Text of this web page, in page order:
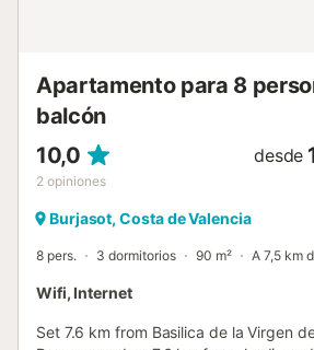
Apartamento para 8
balcón
10,0
2 opiniones
desde
Burjasot, Costa de Valencia
8 pers. 3 dormitorios 90 m² A 7,5 km
Wifi, Internet
Set 7.6 km from Basilica de la Virgen